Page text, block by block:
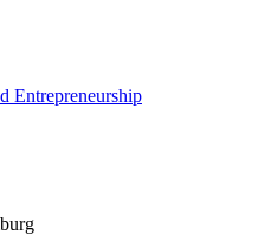
Entrepreneurship